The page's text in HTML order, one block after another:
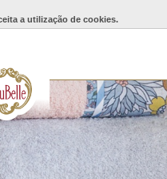
a utilização de cookies.